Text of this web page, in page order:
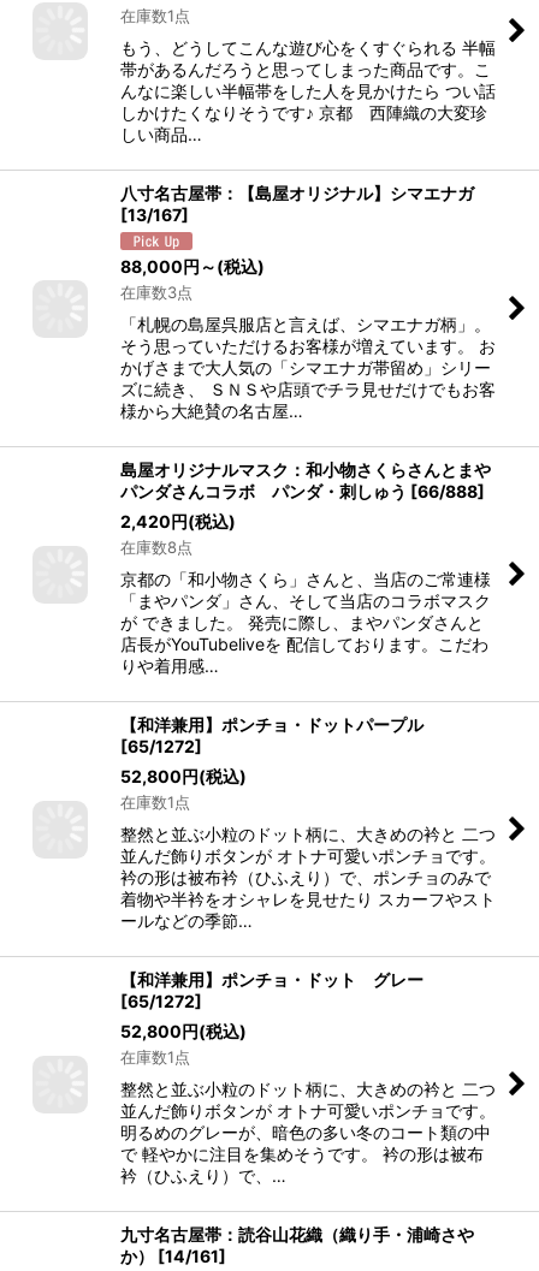
在庫数1点
もう、どうしてこんな遊び心をくすぐられる 半幅
帯があるんだろうと思ってしまった商品です。こ
んなに楽しい半幅帯をした人を見かけたら つい話
しかけたくなりそうです♪ 京都 西陣織の大変珍
しい商品…
八寸名古屋帯：【島屋オリジナル】シマエナガ
[13/167]
88,000 円 ～(税込)
在庫数3点
「札幌の島屋呉服店と言えば、シマエナガ柄」。
そう思っていただけるお客様が増えています。 お
かげさまで大人気の「シマエナガ帯留め」シリー
ズに続き、 ＳＮＳや店頭でチラ見せだけでもお客
様から大絶賛の名古屋…
島屋オリジナルマスク：和小物さくらさんとまや
パンダさんコラボ パンダ・刺しゅう [66/888]
2,420 円(税込)
在庫数8点
京都の「和小物さくら」さんと、当店のご常連様
「まやパンダ」さん、そして当店のコラボマスク
が できました。 発売に際し、まやパンダさんと
店長がYouTubeliveを 配信しております。こだわ
りや着用感…
【和洋兼用】ポンチョ・ドットパープル
[65/1272]
52,800 円(税込)
在庫数1点
整然と並ぶ小粒のドット柄に、大きめの衿と 二つ
並んだ飾りボタンが オトナ可愛いポンチョです。
衿の形は被布衿（ひふえり）で、ポンチョのみで
着物や半衿をオシャレを見せたり スカーフやスト
ールなどの季節…
【和洋兼用】ポンチョ・ドット グレー
[65/1272]
52,800 円(税込)
在庫数1点
整然と並ぶ小粒のドット柄に、大きめの衿と 二つ
並んだ飾りボタンが オトナ可愛いポンチョです。
明るめのグレーが、暗色の多い冬のコート類の中
で 軽やかに注目を集めそうです。 衿の形は被布
衿（ひふえり）で、…
九寸名古屋帯：読谷山花織（織り手・浦崎さや
か）
[14/161]